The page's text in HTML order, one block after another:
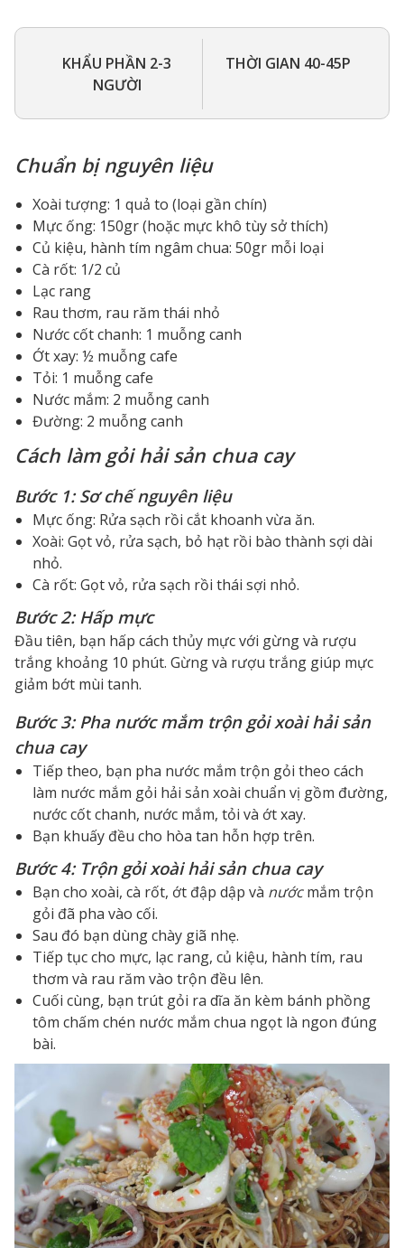
KHẨU PHẦN 2-3
NGƯỜI
THỜI GIAN 40-45P
Chuẩn bị nguyên liệu
Xoài tượng: 1 quả to (loại gần chín)
Mực ống: 150gr (hoặc mực khô tùy sở thích)
Củ kiệu, hành tím ngâm chua: 50gr mỗi loại
Cà rốt: 1/2 củ
Lạc rang
Rau thơm, rau răm thái nhỏ
Nước cốt chanh: 1 muỗng canh
Ớt xay: ½ muỗng cafe
Tỏi: 1 muỗng cafe
Nước mắm: 2 muỗng canh
Đường: 2 muỗng canh
Cách làm gỏi hải sản chua cay
Bước 1: Sơ chế nguyên liệu
Mực ống: Rửa sạch rồi cắt khoanh vừa ăn.
Xoài: Gọt vỏ, rửa sạch, bỏ hạt rồi bào thành sợi dài
nhỏ.
Cà rốt: Gọt vỏ, rửa sạch rồi thái sợi nhỏ.
Bước 2: Hấp mực
Đầu tiên, bạn hấp cách thủy mực với gừng và rượu
trắng khoảng 10 phút. Gừng và rượu trắng giúp mực
giảm bớt mùi tanh.
Bước 3: Pha nước mắm trộn gỏi xoài hải sản
chua cay
Tiếp theo, bạn pha nước mắm trộn gỏi theo cách
làm nước mắm gỏi hải sản xoài chuẩn vị gồm đường,
nước cốt chanh, nước mắm, tỏi và ớt xay.
Bạn khuấy đều cho hòa tan hỗn hợp trên.
Bước 4: Trộn gỏi xoài hải sản chua cay
Bạn cho xoài, cà rốt, ớt đập dập và nướcmắm trộn
gỏi đã pha vào cối.
Sau đó bạn dùng chày giã nhẹ.
Tiếp tục cho mực, lạc rang, củ kiệu, hành tím, rau
thơm và rau răm vào trộn đều lên.
Cuối cùng, bạn trút gỏi ra dĩa ăn kèm bánh phồng
tôm chấm chén nước mắm chua ngọt là ngon đúng
bài.